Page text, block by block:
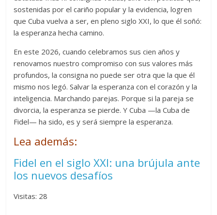
sostenidas por el cariño popular y la evidencia, logren
que Cuba vuelva a ser, en pleno siglo XXI, lo que él soñó:
la esperanza hecha camino.
En este 2026, cuando celebramos sus cien años y
renovamos nuestro compromiso con sus valores más
profundos, la consigna no puede ser otra que la que él
mismo nos legó. Salvar la esperanza con el corazón y la
inteligencia. Marchando parejas. Porque si la pareja se
divorcia, la esperanza se pierde. Y Cuba —la Cuba de
Fidel— ha sido, es y será siempre la esperanza.
Lea además:
Fidel en el siglo XXI: una brújula ante
los nuevos desafíos
Visitas: 28